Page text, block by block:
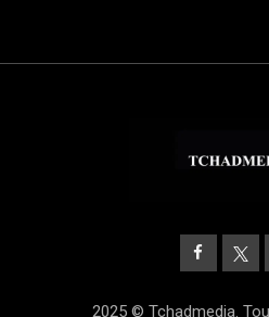
2025 © Tchadmedia.